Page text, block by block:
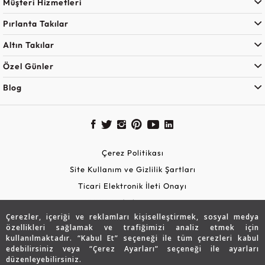
Çerezler, içeriği ve reklamları kişiselleştirmek, sosyal medya
özellikleri sağlamak ve trafiğimizi analiz etmek için
kullanılmaktadır. “Kabul Et” seçeneği ile tüm çerezleri kabul
edebilirsiniz veya “Çerez Ayarları” seçeneği ile ayarları
düzenleyebilirsiniz.
Pırlanta Takılar
Altın Takılar
Özel Günler
Blog
Çerez Politikası
Site Kullanım ve Gizlilik Şartları
Ticari Elektronik İleti Onayı
KVKK Aydınlatma Metni
Güvenli Alışveriş